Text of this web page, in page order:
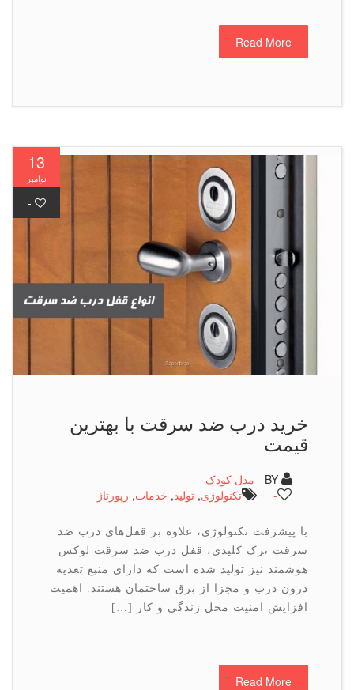
Read More
13
نوامبر
خرید درب ضد سرقت با بهترین
قیمت
مدل کودک
تكنولوژی,تولید,خدمات, رپورتاژ
با پیشرفت تکنولوژی، علاوه بر قفل‌های درب ضد
سرقت ترک کلیدی، قفل درب ضد سرقت لوکس
هوشمند نیز تولید شده است که دارای منبع تغذیه
درون درب و مجزا از برق ساختمان هستند. اهمیت
افزایش امنیت محل زندگی و کار […]
Read More